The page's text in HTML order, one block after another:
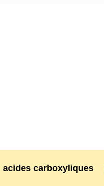
acides carboxyliques